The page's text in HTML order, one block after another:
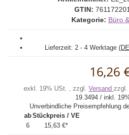
GTIN:
Kategorie: Büro
Lieferzeit: 2 - 4 Werktage
16,26
exkl. 19% USt. , zzgl. Versand zzgl.
19.3494 / inkl.
Unverbindliche Preisempfehlung
abStückpreis / VE
6
15,63 €*